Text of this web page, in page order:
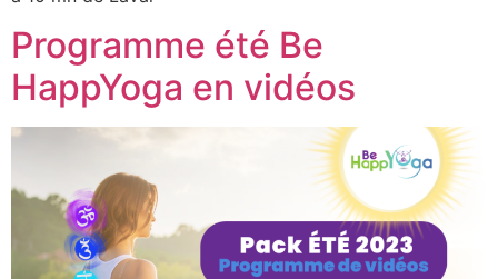
Programme été Be
HappYoga en vidéos